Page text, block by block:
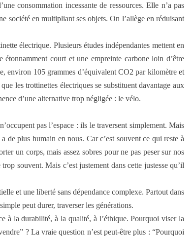
consommation incessante de ressources. Elle n’a pas
société en multipliant ses objets. On l’allège en réduisant
électrique. Plusieurs études indépendantes mettent en
court et une empreinte carbone loin d’être
environ 105 grammes d’équivalent CO2 par kilomètre et
les trottinettes électriques se substituent davantage aux
d’une alternative trop négligée : le vélo.
pas l’espace : ils le traversent simplement. Mais
de plus humain en nous. Car c’est souvent ce qui reste à
un corps, mais assez sobres pour ne pas peser sur nos
souvent. Mais c’est justement dans cette justesse qu’il
et une liberté sans dépendance complexe. Partout dans
peut durer, traverser les générations.
à la durabilité, à la qualité, à l’éthique. Pourquoi viser la
? La vraie question n’est peut-être plus : “Pourquoi